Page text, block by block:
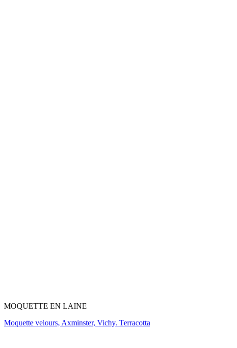
MOQUETTE EN LAINE
Moquette velours, Axminster, Vichy. Terracotta